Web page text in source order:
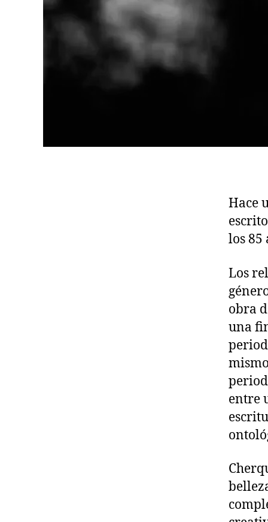
Hace
los 85
Los
obra
una
entre